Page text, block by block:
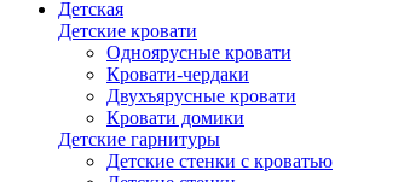
Детская
Детские кровати
Одноярусные кровати
Кровати-чердаки
Двухъярусные кровати
Кровати домики
Детские гарнитуры
Детские стенки с кроватью